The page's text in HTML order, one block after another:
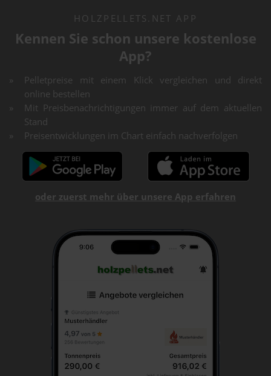
HOLZPELLETS.NET APP
Kennen Sie schon unsere kostenlose
App?
Pelletpreise mit einem Klick vergleichen und direkt
online bestellen
Mit Preisbenachrichtigungen immer auf dem aktuellen
Stand
Preisentwicklungen im Chart einfach nachverfolgen
oder zuerst mehr über unsere App erfahren